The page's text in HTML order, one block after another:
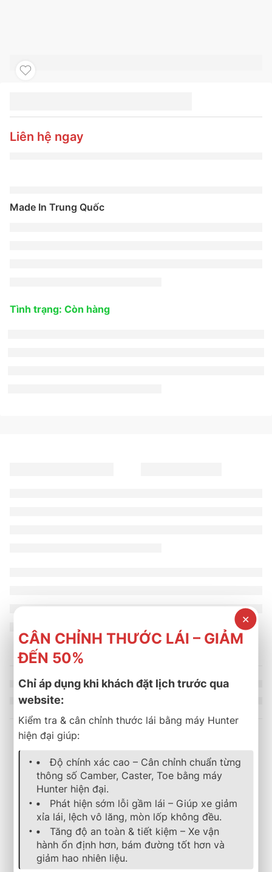
235/50R19 103W
PRIMACY 5
Liên hệ ngay
Made In Trung Quốc
Tình trạng: Còn hàng
Sản phẩm tương tự
lốp xe michelin, energy,mặc định
Lốp Xe MICHELIN 185/65R14 86H Energy XM
1.928.000 ₫
Cần nhận báo giá mới
nhất? Nhấn vào đây để
trao đổi ngay
lốp xe michelin , energy
Lốp Xe MICHELIN 165/
1.512.000₫
Cần nhận báo giá mới
✕
CÂN CHỈNH THƯỚC LÁI – GIẢM
ĐẾN 50%
Chỉ áp dụng khi khách đặt lịch trước qua
website:
Kiểm tra & cân chỉnh thước lái bằng máy Hunter
hiện đại giúp:
Độ chính xác cao – Cân chỉnh chuẩn từng
thông số Camber, Caster, Toe bằng máy
Hunter hiện đại.
Phát hiện sớm lỗi gầm lái – Giúp xe giảm
xỉa lái, lệch vô lăng, mòn lốp không đều.
Tăng độ an toàn & tiết kiệm – Xe vận
hành ổn định hơn, bám đường tốt hơn và
giảm hao nhiên liệu.